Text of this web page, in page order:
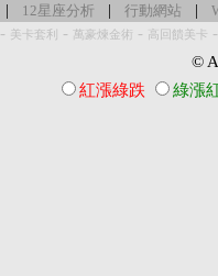
| 12星座分析 | 行動網站 |
- 美卡套利 - 萬豪煉金術 - 高回饋美卡
©
紅漲綠跌
綠漲